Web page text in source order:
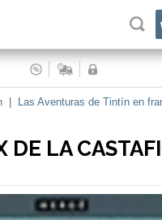
Las Aventuras de Tintín en
DE LA